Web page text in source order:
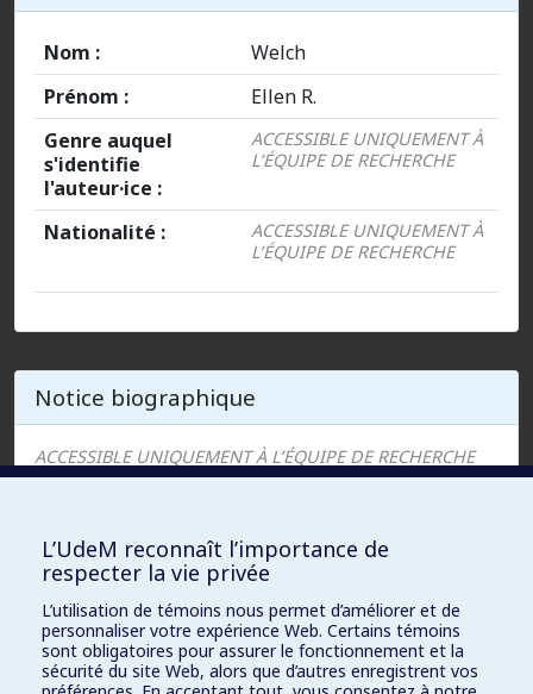
Nom :
Welch
Prénom :
Ellen R.
Genre auquel
s'identifie
l'auteur·ice :
ACCESSIBLE UNIQUEMENT À
L’ÉQUIPE DE RECHERCHE
Nationalité :
ACCESSIBLE UNIQUEMENT À
L’ÉQUIPE DE RECHERCHE
Notice biographique
ACCESSIBLE UNIQUEMENT À L’ÉQUIPE DE RECHERCHE
Fiches (1)
Welch, Ellen R., « Constructing Universality in
Early Modern French Treatises on Music and
L’UdeM reconnaît l’importance de
respecter la vie privée
L’utilisation de témoins nous permet d’améliorer et de
personnaliser votre expérience Web. Certains témoins
sont obligatoires pour assurer le fonctionnement et la
sécurité du site Web, alors que d’autres enregistrent vos